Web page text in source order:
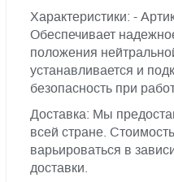
Характеристики: -
Обеспечивает
положения
устанавливается и
безопасность при
Доставка: Мы
всей стране.
варьироваться в
доставки.